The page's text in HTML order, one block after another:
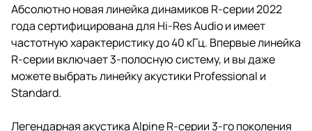
Абсолютно новая линейка динамиков R-серии 2022
года сертифицирована для Hi-Res Audio и имеет
частотную характеристику до 40 кГц. Впервые линейка
R-серии включает 3-полосную систему, и вы даже
можете выбрать линейку акустики Professional и
Standard.
Легендарная акустика Alpine R-серии 3-го поколения